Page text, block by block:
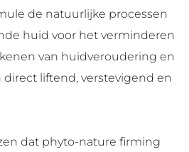
de natuurlijke processen
huid voor het verminderen
van huidveroudering en
liftend, verstevigend en
dat phyto-nature firming